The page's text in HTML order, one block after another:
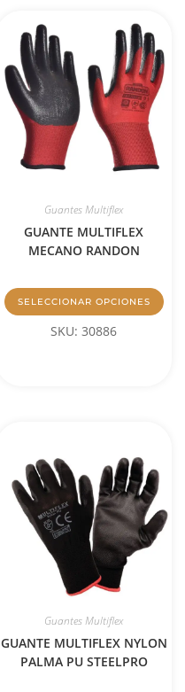
Guantes Multiflex
GUANTE MULTIFLEX
MECANO RANDON
SELECCIONAR OPCIONES
SKU: 30886
Guantes Multiflex
GUANTE MULTIFLEX NYLON
PALMA PU STEELPRO